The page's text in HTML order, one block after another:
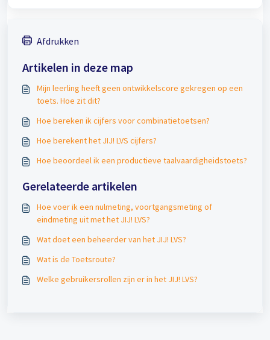
Afdrukken
Artikelen in deze map
Mijn leerling heeft geen ontwikkelscore gekregen op een
toets. Hoe zit dit?
Hoe bereken ik cijfers voor combinatietoetsen?
Hoe berekent het JIJ! LVS cijfers?
Hoe beoordeel ik een productieve taalvaardigheidstoets?
Gerelateerde artikelen
Hoe voer ik een nulmeting, voortgangsmeting of
eindmeting uit met het JIJ! LVS?
Wat doet een beheerder van het JIJ! LVS?
Wat is de Toetsroute?
Welke gebruikersrollen zijn er in het JIJ! LVS?